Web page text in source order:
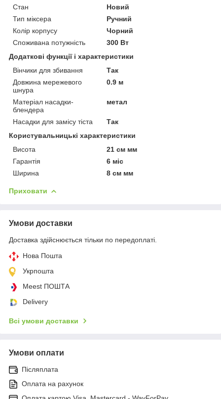
Стан
Новий
Тип міксера
Ручний
Колір корпусу
Чорний
Споживана потужність
300 Вт
Додаткові функції і характеристики
Вінчики для збивання
Так
Довжина мережевого
шнура
0.9 м
Матеріал насадки-
блендера
метал
Насадки для замісу тіста
Так
Користувальницькі характеристики
Висота
21 см мм
Гарантія
6 міс
Ширина
8 см мм
Приховати
Умови доставки
Доставка здійснюється тільки по передоплаті.
Нова Пошта
Укрпошта
Meest ПОШТА
Delivery
Всі умови доставки
Умови оплати
Післяплата
Оплата на рахунок